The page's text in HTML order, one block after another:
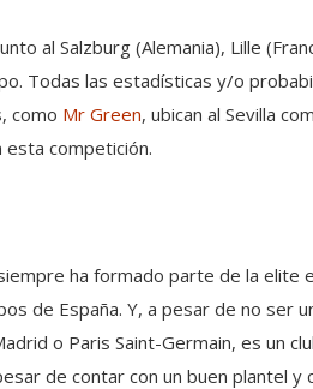
al Salzburg (Alemania), Lille
Todas las estadísticas y/o
como Mr Green, ubican al Sevilla
competición.
ha formado parte de la elite
de España. Y, a pesar de no ser
o Paris Saint-Germain, es un
de contar con un buen plantel y